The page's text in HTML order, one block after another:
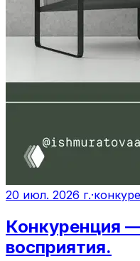
20 июл. 2026 г.·
Конкуренция
восприятия.